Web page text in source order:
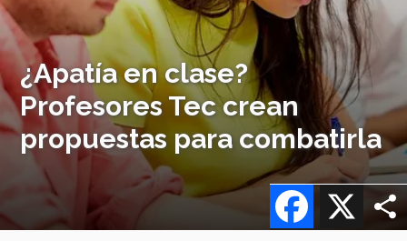
¿Apatía en clase?
Profesores Tec crean
propuestas para combatirla
X
Facebook